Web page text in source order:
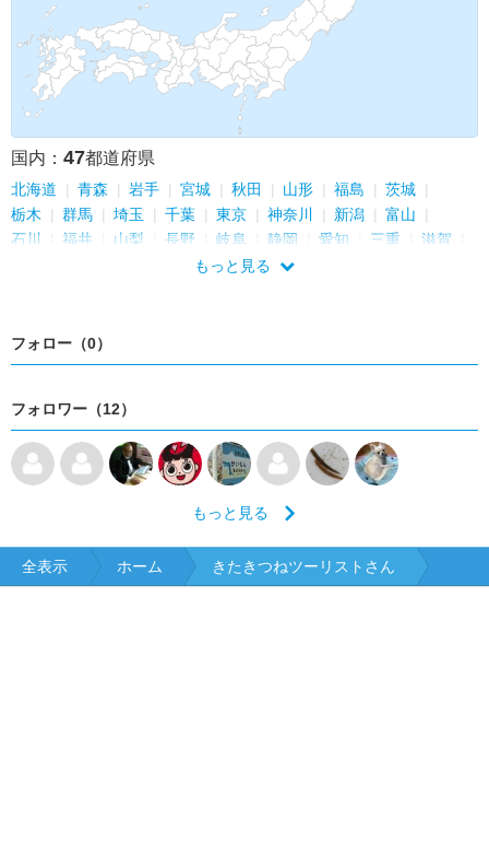
国内： 47都道府県
北海道 青森 岩手 宮城 秋田 山形 福島
茨城
栃木
群馬 埼玉 千葉 東京 神奈川 新潟
富山
石川
福井 山梨 長野 岐阜 静岡 愛知 三重
滋賀
和歌山 鳥取
もっと見る
フォロー（0）
フォロワー（12）
もっと見る
全表示 ホーム きたきつねツーリストさん